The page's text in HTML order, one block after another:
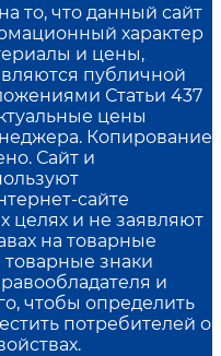
то, что данный сайт
характер
и цены,
публичной
Статьи 437
цены
Копирование
Сайт и
сайте
целях и не заявляют
на товарные
знаки
и
чтобы определить
потребителей о